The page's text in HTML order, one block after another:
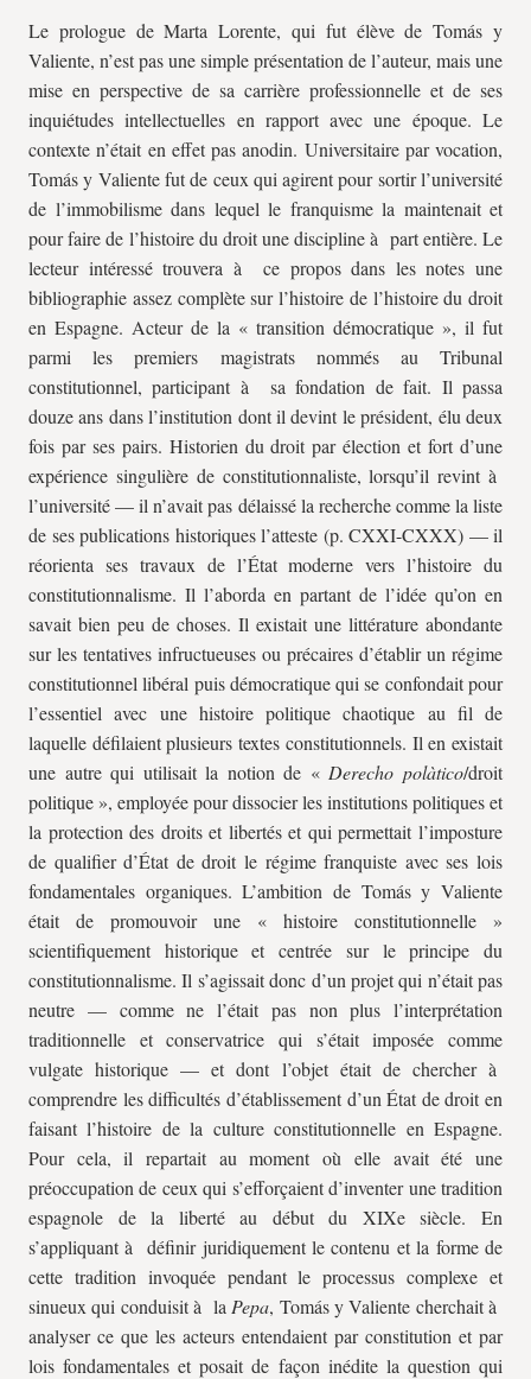
Le prologue de Marta Lorente, qui fut élève de Tomás y
Valiente, n’est pas une simple présentation de l’auteur, mais une
mise en perspective de sa carrière professionnelle et de ses
inquiétudes intellectuelles en rapport avec une époque. Le
contexte n’était en effet pas anodin. Universitaire par vocation,
Tomás y Valiente fut de ceux qui agirent pour sortir l’université
de l’immobilisme dans lequel le franquisme la maintenait et
pour faire de l’histoire du droit une discipline à part entière. Le
lecteur intéressé trouvera à ce propos dans les notes une
bibliographie assez complète sur l’histoire de l’histoire du droit
en Espagne. Acteur de la « transition démocratique », il fut
parmi les premiers magistrats nommés au Tribunal
constitutionnel, participant à sa fondation de fait. Il passa
douze ans dans l’institution dont il devint le président, élu deux
fois par ses pairs. Historien du droit par élection et fort d’une
expérience singulière de constitutionnaliste, lorsqu’il revint à
l’université — il n’avait pas délaissé la recherche comme la liste
de ses publications historiques l’atteste (p. CXXI-CXXX) — il
réorienta ses travaux de l’État moderne vers l’histoire du
constitutionnalisme. Il l’aborda en partant de l’idée qu’on en
savait bien peu de choses. Il existait une littérature abondante
sur les tentatives infructueuses ou précaires d’établir un régime
constitutionnel libéral puis démocratique qui se confondait pour
l’essentiel avec une histoire politique chaotique au fil de
laquelle défilaient plusieurs textes constitutionnels. Il en existait
une autre qui utilisait la notion de « Derecho polà­tico/droit
politique », employée pour dissocier les institutions politiques et
la protection des droits et libertés et qui permettait l’imposture
de qualifier d’État de droit le régime franquiste avec ses lois
fondamentales organiques. L’ambition de Tomás y Valiente
était de promouvoir une « histoire constitutionnelle »
scientifiquement historique et centrée sur le principe du
constitutionnalisme. Il s’agissait donc d’un projet qui n’était pas
neutre — comme ne l’était pas non plus l’interprétation
traditionnelle et conservatrice qui s’était imposée comme
vulgate historique — et dont l’objet était de chercher à
comprendre les difficultés d’établissement d’un État de droit en
faisant l’histoire de la culture constitutionnelle en Espagne.
Pour cela, il repartait au moment où elle avait été une
préoccupation de ceux qui s’efforçaient d’inventer une tradition
espagnole de la liberté au début du XIXe siècle. En
s’appliquant à définir juridiquement le contenu et la forme de
cette tradition invoquée pendant le processus complexe et
sinueux qui conduisit à la Pepa, Tomás y Valiente cherchait à
analyser ce que les acteurs entendaient par constitution et par
lois fondamentales et posait de façon inédite la question qui